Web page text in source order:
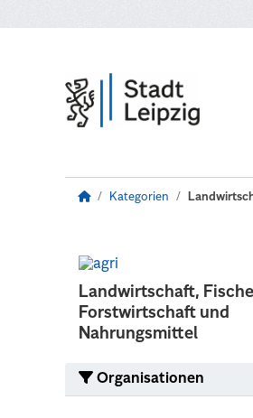
Kategorien
Landwirtschaft,
Forstwirtschaft und
Nahrungsmittel
Organisationen